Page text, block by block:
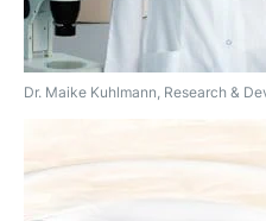
Dr. Maike Kuhlmann, Research &